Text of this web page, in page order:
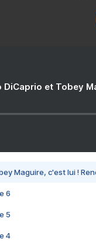
DiCaprio et Tobey
Maguire, c'est lui !
6
5
4